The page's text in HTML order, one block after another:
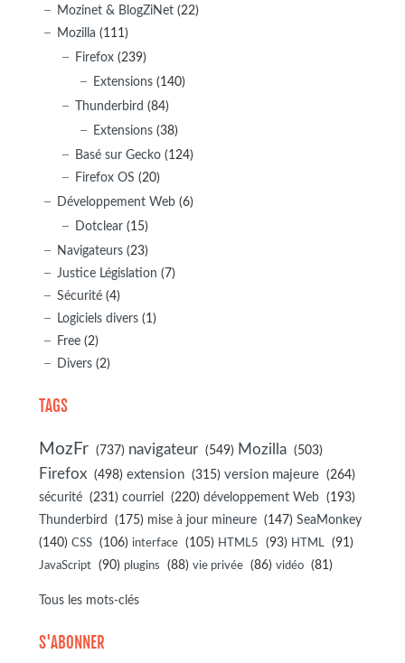
Mozinet & BlogZiNet (22)
Mozilla (111)
Firefox (239)
Extensions (140)
Thunderbird (84)
Extensions (38)
Basé sur Gecko (124)
Firefox OS (20)
Développement Web (6)
Dotclear (15)
Navigateurs (23)
Justice Législation (7)
Sécurité (4)
Logiciels divers (1)
Free (2)
Divers (2)
TAGS
MozFr (737) navigateur (549) Mozilla (503)
Firefox (498) extension (315) version majeure (264)
sécurité (231) courriel (220) développement Web (193)
Thunderbird (175) mise à jour mineure (147) SeaMonkey
(140) CSS (106) interface (105) HTML5 (93) HTML (91)
JavaScript (90) plugins (88) vie privée (86) vidéo (81)
Tous les mots-clés
S'ABONNER